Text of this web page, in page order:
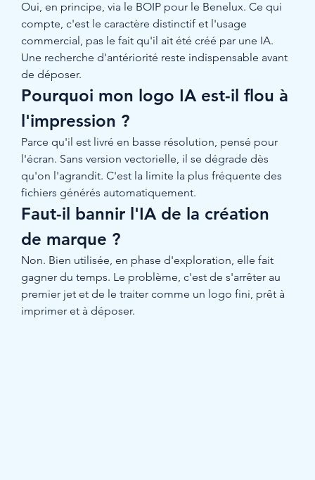
Oui, en principe, via le BOIP pour le Benelux. Ce qui
compte, c'est le caractère distinctif et l'usage
commercial, pas le fait qu'il ait été créé par une IA.
Une recherche d'antériorité reste indispensable avant
de déposer.
Pourquoi mon logo IA est-il flou à
l'impression ?
Parce qu'il est livré en basse résolution, pensé pour
l'écran. Sans version vectorielle, il se dégrade dès
qu'on l'agrandit. C'est la limite la plus fréquente des
fichiers générés automatiquement.
Faut-il bannir l'IA de la création
de marque ?
Non. Bien utilisée, en phase d'exploration, elle fait
gagner du temps. Le problème, c'est de s'arrêter au
premier jet et de le traiter comme un logo fini, prêt à
imprimer et à déposer.